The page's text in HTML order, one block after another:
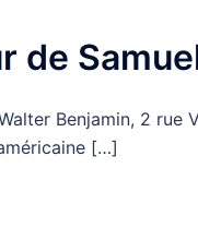
de
Benjamin, 2
[…]